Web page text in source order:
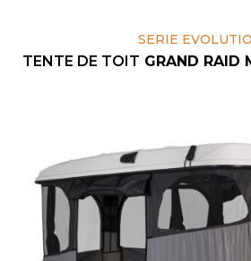
SERIE
TENTE DE TOIT GRAND RAID